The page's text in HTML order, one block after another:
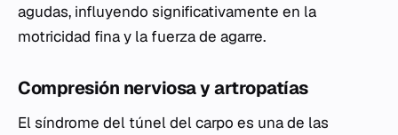
agudas, influyendo significativamente en la
motricidad fina y la fuerza de agarre.
Compresión nerviosa y artropatías
El síndrome del túnel del carpo es una de las